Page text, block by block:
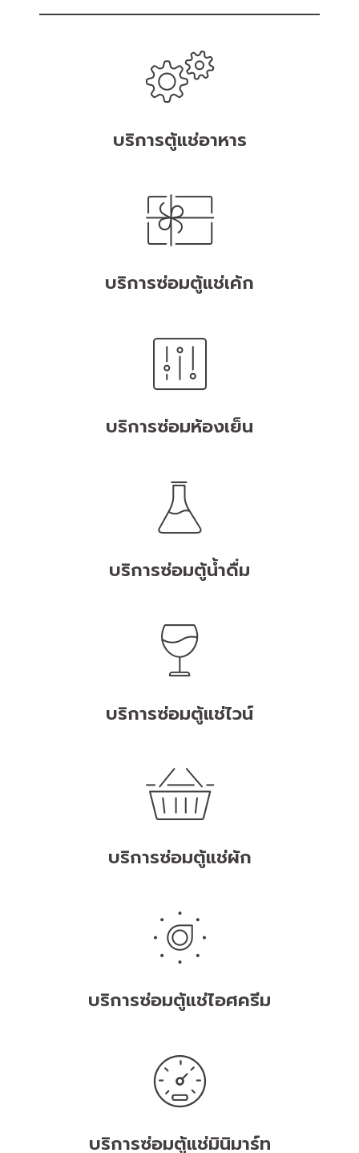
บริการตู้แช่อาหาร
บริการซ่อมตู้แช่เค้ก
บริการซ่อมห้องเย็น
บริการซ่อมตู้น้ำดื่ม
บริการซ่อมตู้แช่ไวน์
บริการซ่อมตู้แช่ผัก
บริการซ่อมตู้แช่ไอศครีม
บริการซ่อมตู้แช่มินิมาร์ท